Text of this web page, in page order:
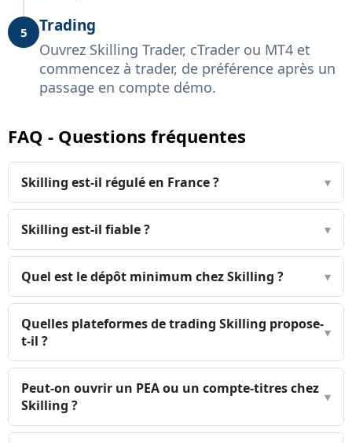
5 Trading
Ouvrez Skilling Trader, cTrader ou MT4 et
commencez à trader, de préférence après un
passage en compte démo.
FAQ - Questions fréquentes
Skilling est-il régulé en France ? ▾
Skilling est-il fiable ? ▾
Quel est le dépôt minimum chez Skilling ? ▾
Quelles plateformes de trading Skilling propose-
t-il ?
▾
Peut-on ouvrir un PEA ou un compte-titres chez
Skilling ?
▾